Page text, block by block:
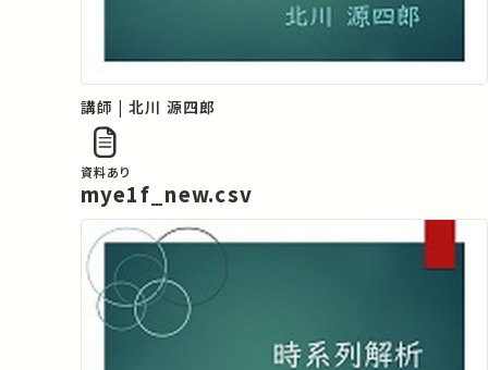
講師 | 北川 源四郎
資料あり
mye1f_new.csv